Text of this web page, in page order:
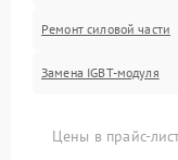
Ремонт силовой части
Замена IGBT-модуля
Цены в прайс-